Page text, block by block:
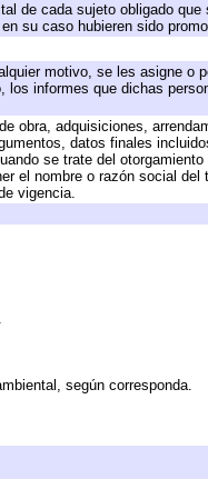
de cada sujeto obligado que
su caso hubieren sido
motivo, se les asigne o
los informes que dichas
obra, adquisiciones,
datos finales
se trate del otorgamiento
el nombre o razón social del
vigencia.
según corresponda.